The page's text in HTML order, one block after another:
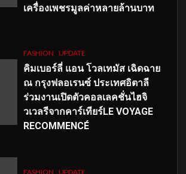
เครื่องเพชรมูลค่าหลายล้านบาท
FASHION UPDATE
คิมเบอร์ลี่ แอน โวลเทมัส เฉิดฉาย
ณ กรุงฟลอเรนซ์ ประเทศอิตาลี
ร่วมงานเปิดตัวคอลเลคชั่นไฮจิ
วเวลรีจากคาร์เทียร์LE VOYAGE
RECOMMENCÉ
FASHION UPDATE